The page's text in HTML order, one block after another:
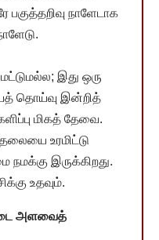
பகுத்தறிவு நாளேடாக
இது ஒரு
தொய்வு இன்றித்
மிகத் தேவை.
உரமிட்டு
இருக்கிறது.
உதவும்.
அளவைத்